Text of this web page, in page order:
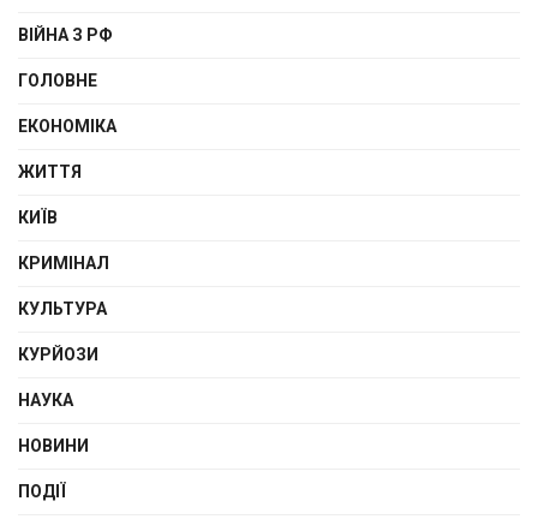
ВІЙНА З РФ
ГОЛОВНЕ
ЕКОНОМІКА
ЖИТТЯ
КИЇВ
КРИМІНАЛ
КУЛЬТУРА
КУРЙОЗИ
НАУКА
НОВИНИ
ПОДІЇ